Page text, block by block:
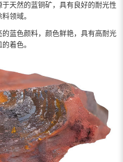
天然的蓝铜矿，具有良好的耐光性
领域。
蓝色颜料，颜色鲜艳，具有高耐光
着色。